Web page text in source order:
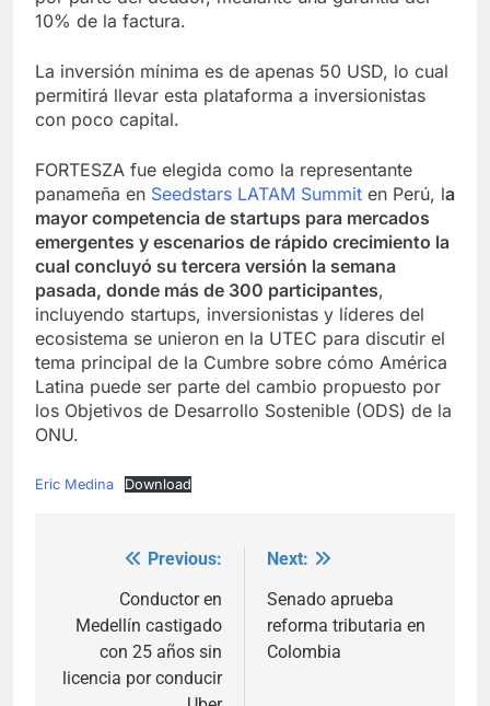
10% de la factura.
La inversión mínima es de apenas 50 USD, lo cual
permitirá llevar esta plataforma a inversionistas
con poco capital.
FORTESZA fue elegida como la representante
panameña en Seedstars LATAM Summit en Perú, la
mayor competencia de startups para mercados
emergentes y escenarios de rápido crecimiento la
cual concluyó su tercera versión la semana
pasada, donde más de 300 participantes,
incluyendo startups, inversionistas y líderes del
ecosistema se unieron en la UTEC para discutir el
tema principal de la Cumbre sobre cómo América
Latina puede ser parte del cambio propuesto por
los Objetivos de Desarrollo Sostenible (ODS) de la
ONU.
Eric Medina Download
navigation
Previous:
Conductor en
Medellín castigado
con 25 años sin
licencia por conducir
Next:
Senado aprueba
reforma tributaria en
Colombia